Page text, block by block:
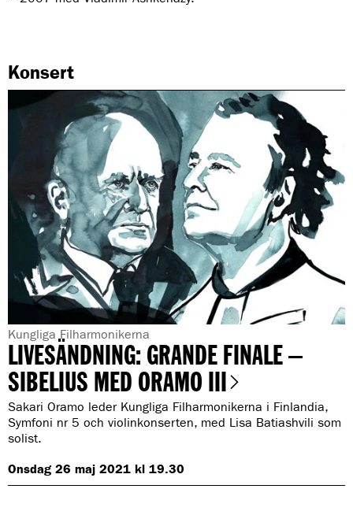
Konsert
G
n
r
e
:
Kungliga Filharmonikerna
LIVESÄNDNING: GRANDE FINALE –
SIBELIUS MED ORAMO III
Sakari Oramo leder Kungliga Filharmonikerna i Finlandia,
Symfoni nr 5 och violinkonserten, med Lisa Batiashvili som
solist.
Onsdag 26 maj 2021 kl 19.30